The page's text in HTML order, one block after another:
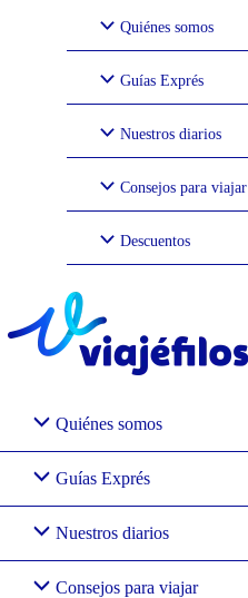
Quiénes somos
Guías Exprés
Nuestros diarios
Consejos para viajar
Descuentos
Quiénes somos
Guías Exprés
Nuestros diarios
Consejos para viajar